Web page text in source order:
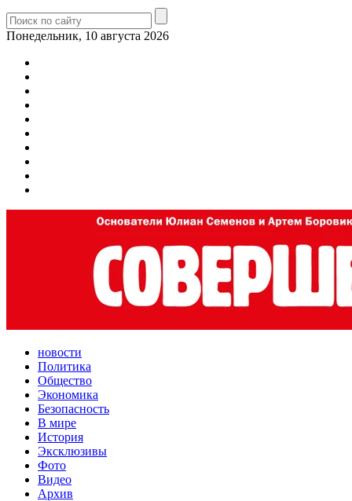
Понедельник, 10 августа 2026
новости
Политика
Общество
Экономика
Безопасность
В мире
История
Эксклюзивы
Фото
Видео
Архив